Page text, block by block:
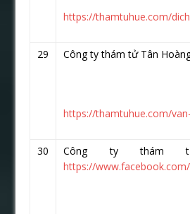
https://thamtuhue.com/
29 Công ty thám tử Tân
https://thamtuhue.com/
30
Công ty thám
https://